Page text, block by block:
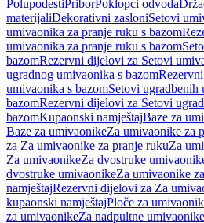
PolupodestiPriborPoklopci odvoda
materijaliDekorativni zasloniSetovi
umivaonika za pranje ruku s bazom
umivaonika za pranje ruku s bazom
bazomRezervni dijelovi za Setovi
ugradnog umivaonika s bazom
umivaonika s bazomSetovi ugradbenih
bazomRezervni dijelovi za Setovi
bazomKupaonski namještajBaze za
Baze za umivaonikeZa umivaonike za
za Za umivaonike za pranje rukuZa
Za umivaonikeZa dvostruke
dvostruke umivaonikeZa umivaonike
namještajRezervni dijelovi za Za
kupaonski namještajPloče za
za umivaonikeZa nadpultne